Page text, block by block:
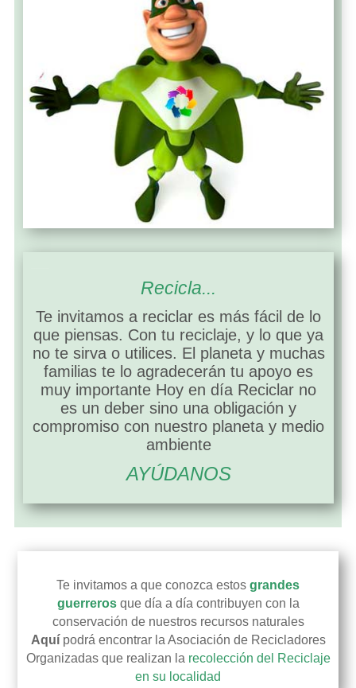
Recicla...
Te invitamos a reciclar es más fácil de lo
que piensas. Con tu reciclaje, y lo que ya
no te sirva o utilices. El planeta y muchas
familias te lo agradecerán tu apoyo es
muy importante Hoy en día Reciclar no
es un deber sino una obligación y
compromiso con nuestro planeta y medio
ambiente
AYÚDANOS
Te invitamos a que conozca estos grandes
guerrerosque día a día contribuyen con la
conservación de nuestros recursos naturales
Aquípodrá encontrar la Asociación de Recicladores
Organizadas que realizan la recolección del Reciclaje
en su localidad